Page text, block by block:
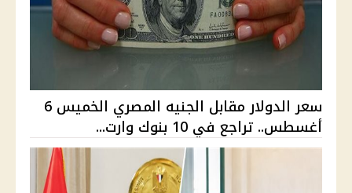
سعر الدولار مقابل الجنيه المصري الخميس 6
أغسطس.. تراجع في 10 بنوك وارت...